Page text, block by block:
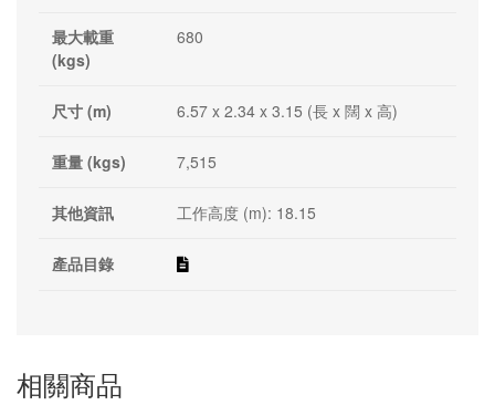
最大載重
(kgs)
680
尺寸 (m) 6.57 x 2.34 x 3.15 (長 x 闊 x 高)
重量 (kgs) 7,515
其他資訊 工作高度 (m): 18.15
產品目錄
相關商品